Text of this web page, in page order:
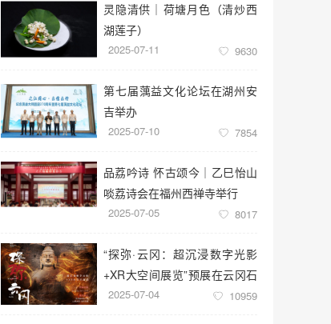
灵隐清供｜​荷塘月色（清炒西
湖莲子）
2025-07-11 9630
第七届蕅益文化论坛在湖州安
吉举办
2025-07-10 7854
品荔吟诗 怀古颂今｜乙巳怡山
啖荔诗会在福州西禅寺举行
2025-07-05 8017
“探弥·云冈：超沉浸数字光影
+XR大空间展览”预展在云冈石
窟云冈美术馆启幕
2025-07-04 10959